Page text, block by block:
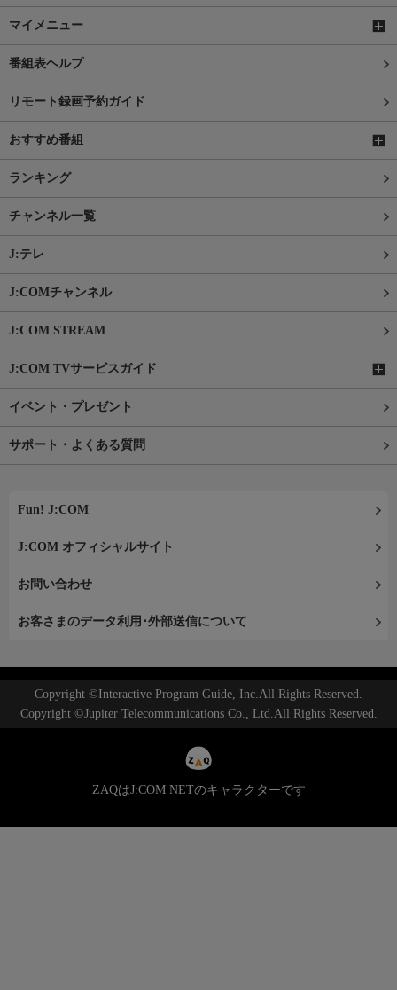
マイメニュー
番組表ヘルプ
リモート録画予約ガイド
おすすめ番組
ランキング
チャンネル一覧
J:テレ
J:COMチャンネル
J:COM STREAM
J:COM TVサービスガイド
イベント・プレゼント
サポート・よくある質問
Fun! J:COM
J:COM オフィシャルサイト
お問い合わせ
お客さまのデータ利用･外部送信について
Copyright ©Interactive Program Guide, Inc.All Rights Reserved.
Copyright ©Jupiter Telecommunications Co., Ltd.All Rights Reserved.
ZAQはJ:COM NETのキャラクターです